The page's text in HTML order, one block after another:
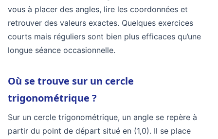
vous à placer des angles, lire les coordonnées et
retrouver des valeurs exactes. Quelques exercices
courts mais réguliers sont bien plus efficaces qu’une
longue séance occasionnelle.
Où se trouve sur un cercle
trigonométrique ?
Sur un cercle trigonométrique, un angle se repère à
partir du point de départ situé en (1,0). Il se place